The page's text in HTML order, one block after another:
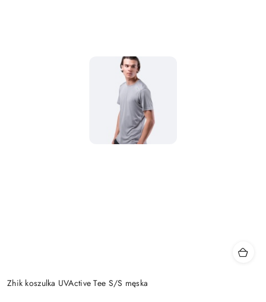
Zhik koszulka UVActive Tee S/S męska